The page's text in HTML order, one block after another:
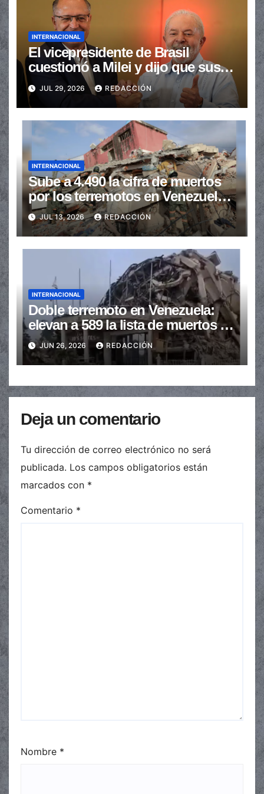
INTERNACIONAL
El vicepresidente de Brasil
cuestionó a Milei y dijo que sus
ataques “perjudican a la
Argentina”
JUL 29, 2026 REDACCIÓN
INTERNACIONAL
Sube a 4.490 la cifra de muertos
por los terremotos en Venezuela y
hay 16.740 heridos
JUL 13, 2026 REDACCIÓN
INTERNACIONAL
Doble terremoto en Venezuela:
elevan a 589 la lista de muertos y
buscan sobrevivientes
JUN 26, 2026 REDACCIÓN
Deja un comentario
Tu dirección de correo electrónico no será
publicada. Los campos obligatorios están
marcados con *
Comentario *
Nombre *